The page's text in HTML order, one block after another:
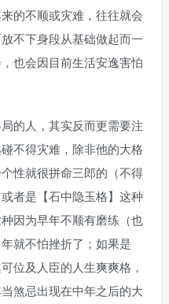
的不顺或灾难，往往就会
不下身段从基础做起而一
也会因目前生活安逸害怕
的人，其实反而更需要注
不得灾难，除非他的大格
性就很拼命三郎的（不得
者是【石中隐玉格】这种
因为早年不顺有磨练（也
就不怕挫折了；如果是
位及人臣的人生爽爽格，
煞忌出现在中年之后的大